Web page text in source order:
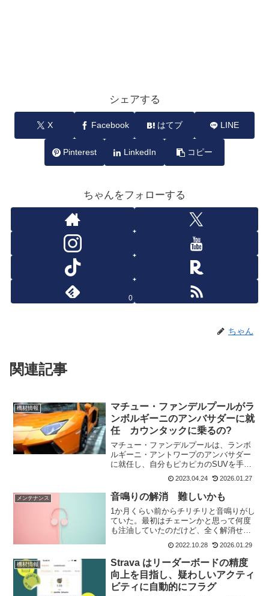
シェアする
X Facebook はてブ LINE
Pinterest LinkedIn コピー
ちゃんをフォローする
0
ちゃん
関連記事
機材情報
マチュー・ファンデルプールがラ
ンボルギーニのアンバサダーに就
任 カウンタックに乗るの?
マチュー・ファンデルプールは、ランボ
ルギーニ・アントワープのアンバサダー
に就任し、自分もピカピカのSUVを手に
入れて、春のパフォーマンスの栄光に浸
っているようだ。ランボルギーニだか
ら、カウンタックに乗るのかと思ったけ
ど、そうではないみたい。...
2023.04.24 2026.01.27
メンテナンス 音鳴りの解消 難しいかも
1か月くらい前からチリチリと音鳴りがし
ていた。最初はチェーンかと思って何度
も注油していたのだけど、全く解消せ
ず。ホイールを外して回してみて初めて
分かったのはリアディレラーのプーリー
からだった。アルテグラのリアディレー
ラーがついているのだけど...
2022.10.28 2026.01.29
機材情報
Strava はリーダーボードの精度
向上を目指し、疑わしいアクティ
ビティに自動的にフラグ